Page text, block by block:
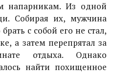
напарникам. Из одной
Собирая их, мужчина
с собой его не стал,
а затем перепрятал за
отдыха. Однако
найти похищенное